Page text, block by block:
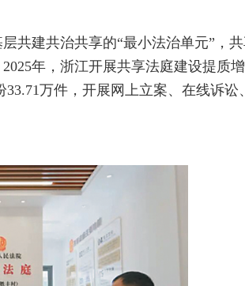
共建共治共享的“最小法治单元”，
年，浙江开展共享法庭建设提质
万件，开展网上立案、在线诉讼